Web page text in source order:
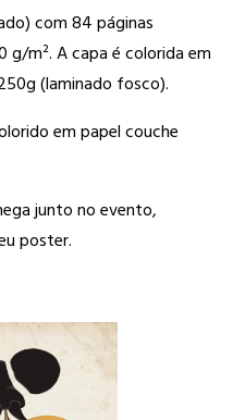
com 84 páginas
g/m². A capa é colorida em
(laminado fosco).
em papel couche
junto no evento,
poster.